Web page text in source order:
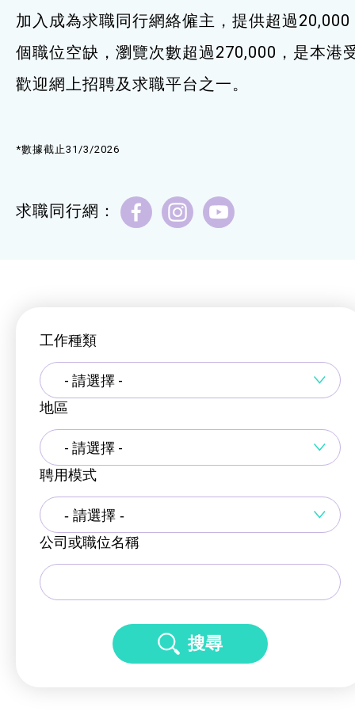
加入成為求職同行網絡僱主，提供超過20,000
個職位空缺，瀏覽次數超過270,000，是本港
歡迎網上招聘及求職平台之一。
*數據截止31/3/2026
求職同行網：
工作種類
- 請選擇 -
地區
- 請選擇 -
聘用模式
公司或職位名稱
搜尋